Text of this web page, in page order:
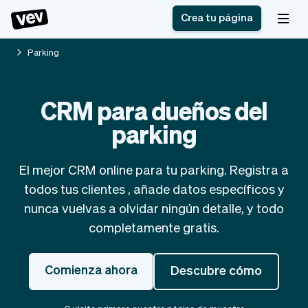
para PYMES
Software de entregas
Software servicios de
campo
CRM para PYMES
Sistema de pedidos
Sistema de reservas
Software
programación de
clases
Agenda de citas
Blogs
Novedades
App
Checkout
Insertar Widget
Vender
Negocio
Software
Vev
Piloto automático
Vista general
Ausencias
Crea tu página
Parking
CRM para dueños del
parking
El mejor CRM online para tu parking. Registra a
todos tus clientes , añade datos específicos y
nunca vuelvas a olvidar ningún detalle, y todo
completamente gratis.
Comienza ahora Descubre cómo